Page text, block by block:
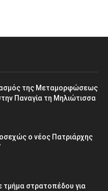
της Μεταμορφώσεως
Παναγία τη Μηλιώτισσα
ο νέος Πατριάρχης
στρατοπέδου για